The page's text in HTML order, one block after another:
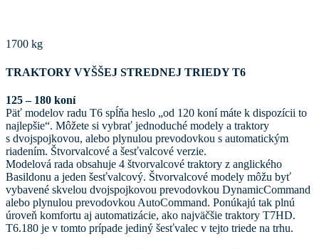
1700 kg
TRAKTORY VYŠŠEJ STREDNEJ TRIEDY T6
125 – 180 koní
Päť modelov radu T6 spĺňa heslo „od 120 koní máte k dispozícii to
najlepšie“. Môžete si vybrať jednoduché modely a traktory
s dvojspojkovou, alebo plynulou prevodovkou s automatickým
riadením. Štvorvalcové a šesťvalcové verzie.
Modelová rada obsahuje 4 štvorvalcové traktory z anglického
Basildonu a jeden šesťvalcový. Štvorvalcové modely môžu byť
vybavené skvelou dvojspojkovou prevodovkou DynamicCommand
alebo plynulou prevodovkou AutoCommand. Ponúkajú tak plnú
úroveň komfortu aj automatizácie, ako najväčšie traktory T7HD.
T6.180 je v tomto prípade jediný šesťvalec v tejto triede na trhu.